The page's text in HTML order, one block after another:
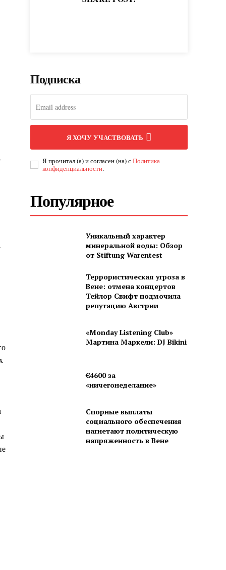
Подписка
Я ХОЧУ УЧАСТВОВАТЬ
Я прочитал (а) и согласен (на) сПолитика
конфиденциальности.
Популярное
Уникальный характер
минеральной воды: Обзор
от Stiftung Warentest
Террористическая угроза в
Вене: отмена концертов
Тейлор Свифт подмочила
репутацию Австрии
«Monday Listening Club»
Мартина Маркели: DJ Bikini
€4600 за
«ничегонеделание»
Спорные выплаты
социального обеспечения
нагнетают политическую
напряженность в Вене